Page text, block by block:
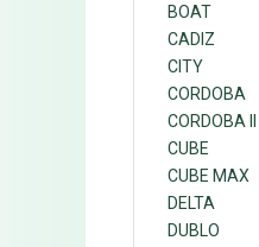
BOAT
CADIZ
CITY
CORDOBA
CORDOBA II
CUBE
CUBE MAX
DELTA
DUBLO